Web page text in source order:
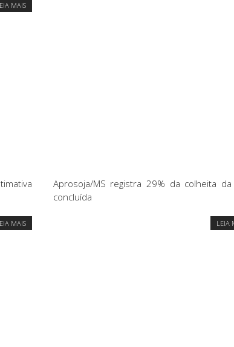
MAIS
MAIS
Aprosoja/MS registra 29% da colheita da
concluída
LEIA